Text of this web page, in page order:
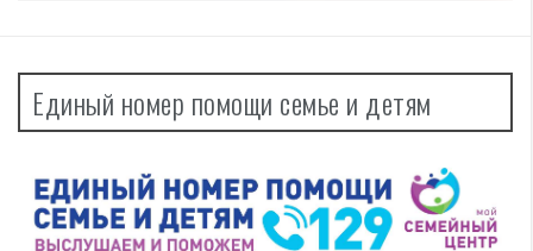
Единый номер помощи семье и детям